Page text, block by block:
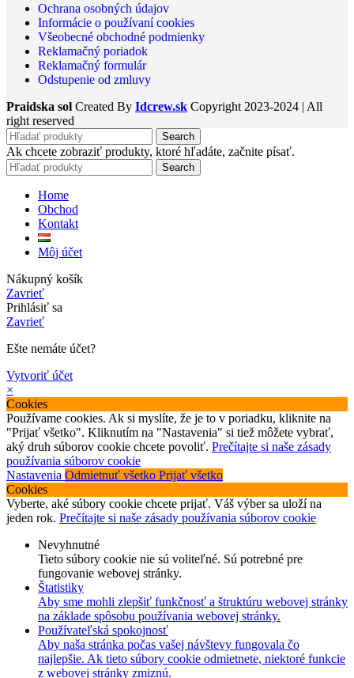
Ochrana osobných údajov
Informácie o používaní cookies
Všeobecné obchodné podmienky
Reklamačný poriadok
Reklamačný formulár
Odstupenie od zmluvy
Praidska sol Created By Idcrew.sk Copyright 2023-2024 | All
right reserved
Search
Ak chcete zobraziť produkty, ktoré hľadáte, začnite písať.
Search
Home
Obchod
Kontakt
Môj účet
Nákupný košík
Zavrieť
Prihlásiť sa
Zavrieť
Ešte nemáte účet?
Vytvoriť účet
×
Cookies
Používame cookies. Ak si myslíte, že je to v poriadku, kliknite na
"Prijať všetko". Kliknutím na "Nastavenia" si tiež môžete vybrať,
aký druh súborov cookie chcete povoliť. Prečítajte si naše zásady
používania súborov cookie
Nastavenia Odmietnuť všetko Prijať všetko
Cookies
Vyberte, aké súbory cookie chcete prijať. Váš výber sa uloží na
jeden rok. Prečítajte si naše zásady používania súborov cookie
Nevyhnutné
Tieto súbory cookie nie sú voliteľné. Sú potrebné pre
fungovanie webovej stránky.
Štatistiky
Aby sme mohli zlepšiť funkčnosť a štruktúru webovej stránky
na základe spôsobu používania webovej stránky.
Používateľská spokojnosť
Aby naša stránka počas vašej návštevy fungovala čo
najlepšie. Ak tieto súbory cookie odmietnete, niektoré funkcie
z webovej stránky zmiznú.